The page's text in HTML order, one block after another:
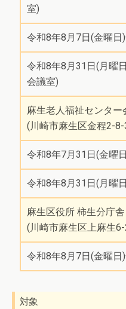
室)
令和8年8月7日(金曜
令和8年8月31日(月曜
会議室)
麻生老人福祉センター
(川崎市麻生区金程2-8-
令和8年7月31日(金曜
令和8年8月31日(月曜
麻生区役所 柿生分庁
(川崎市麻生区上麻生
令和8年8月7日(金曜
対象